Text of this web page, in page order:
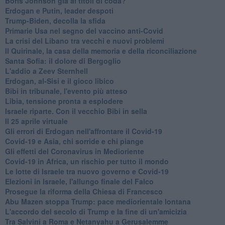
Erdogan e Putin, leader despoti
Trump-Biden, decolla la sfida
Primarie Usa nel segno del vaccino anti-Covid
La crisi del Libano tra vecchi e nuovi problemi
Il Quirinale, la casa della memoria e della riconciliazione
Santa Sofia: il dolore di Bergoglio
L'addio a ​Zeev Sternhell
Erdogan, al-Sisi e il gioco libico
Bibi in tribunale, l'evento più atteso
Libia, tensione pronta a esplodere
Israele riparte. Con il vecchio Bibi in sella
Il 25 aprile virtuale
Gli errori di Erdogan nell'affrontare il Covid-19
Covid-19 e Asia, chi sorride e chi piange
Gli effetti del Coronavirus in Medioriente
Covid-19 in Africa, un rischio per tutto il mondo
Le lotte di Israele tra nuovo governo e Covid-19
Elezioni in Israele, l'allungo finale del Falco
Prosegue la riforma della Chiesa di Francesco
Abu Mazen stoppa Trump: pace mediorientale lontana
L'accordo del secolo di Trump e la fine di un'amicizia
Tra Salvini a Roma e Netanyahu a Gerusalemme